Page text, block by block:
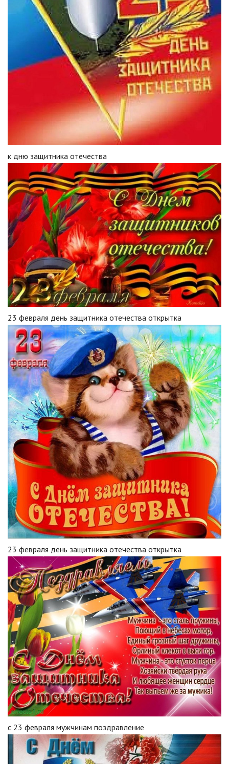
к дню защитника отечества
23 февраля день защитника отечества открытка
23 февраля день защитника отечества открытка
с 23 февраля мужчинам поздравление